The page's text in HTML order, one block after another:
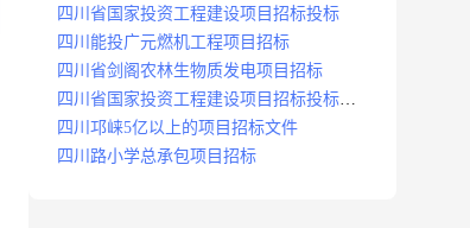
四川省国家投资工程建设项目招标投标
四川能投广元燃机工程项目招标
四川省剑阁农林生物质发电项目招标
四川省国家投资工程建设项目招标投标
2008年版
四川邛崃5亿以上的项目招标文件
四川路小学总承包项目招标